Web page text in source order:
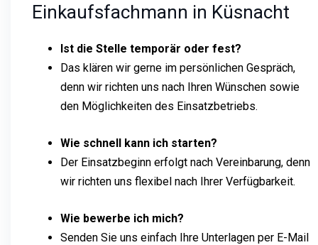
Einkaufsfachmann in Küsnacht
Ist die Stelle temporär oder fest?
Das klären wir gerne im persönlichen Gespräch,
denn wir richten uns nach Ihren Wünschen sowie
den Möglichkeiten des Einsatzbetriebs.
Wie schnell kann ich starten?
Der Einsatzbeginn erfolgt nach Vereinbarung, denn
wir richten uns flexibel nach Ihrer Verfügbarkeit.
Wie bewerbe ich mich?
Senden Sie uns einfach Ihre Unterlagen per E-Mail